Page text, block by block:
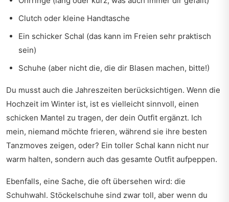
Clutch oder kleine Handtasche
Ein schicker Schal (das kann im Freien sehr praktisch
sein)
Schuhe (aber nicht die, die dir Blasen machen, bitte!)
Du musst auch die Jahreszeiten berücksichtigen. Wenn die
Hochzeit im Winter ist, ist es vielleicht sinnvoll, einen
schicken Mantel zu tragen, der dein Outfit ergänzt. Ich
mein, niemand möchte frieren, während sie ihre besten
Tanzmoves zeigen, oder? Ein toller Schal kann nicht nur
warm halten, sondern auch das gesamte Outfit aufpeppen.
Ebenfalls, eine Sache, die oft übersehen wird: die
Schuhwahl. Stöckelschuhe sind zwar toll, aber wenn du